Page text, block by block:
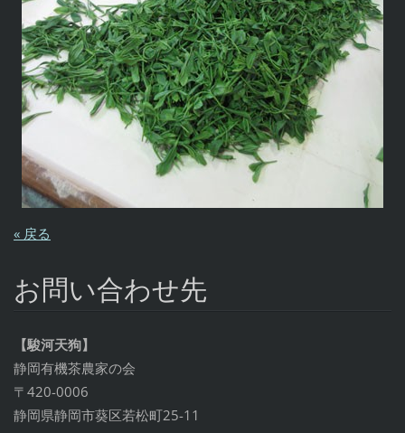
« 戻る
お問い合わせ先
【駿河天狗】
静岡有機茶農家の会
〒420-0006
静岡県静岡市葵区若松町25-11